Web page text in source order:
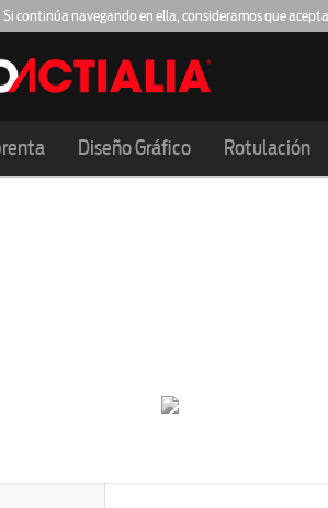
continúa navegando en ella, consideramos que
Diseño Gráfico Rotulación